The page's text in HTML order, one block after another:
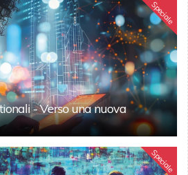
Speciale
- Verso una nuova
Speciale